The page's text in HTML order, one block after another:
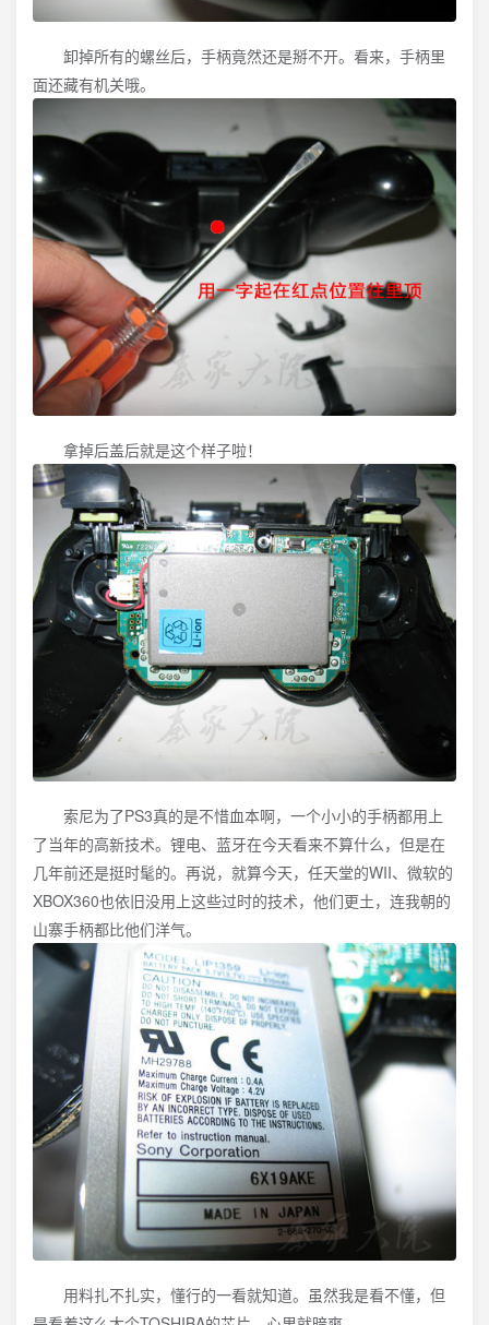
卸掉所有的螺丝后，手柄竟然还是掰不开。看来，手柄里
面还藏有机关哦。
拿掉后盖后就是这个样子啦！
索尼为了PS3真的是不惜血本啊，一个小小的手柄都用上
了当年的高新技术。锂电、蓝牙在今天看来不算什么，但是在
几年前还是挺时髦的。再说，就算今天，任天堂的WII、微软的
XBOX360也依旧没用上这些过时的技术，他们更土，连我朝的
山寨手柄都比他们洋气。
用料扎不扎实，懂行的一看就知道。虽然我是看不懂，但